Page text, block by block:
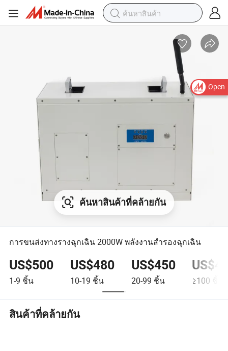
Open
ค้นหาสินค้าที่คล้ายกัน
การขนส่งทางรางฉุกเฉิน 2000W พลังงานสำรองฉุกเฉิน
US$500
1-9 ชิ้น
US$480
10-19 ชิ้น
US$450
20-99 ชิ้น ≥100 ชิ้น
สินค้าที่คล้ายกัน